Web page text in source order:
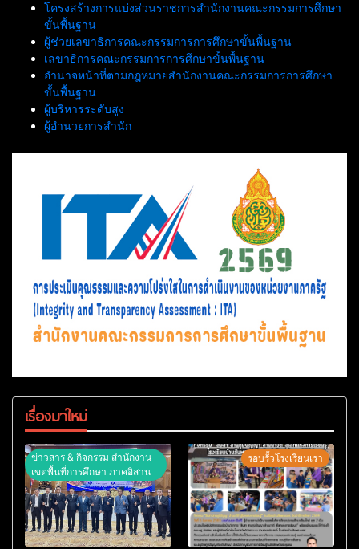
โครงสร้างการแบ่งส่วนราชการสำนักงานคณะกรรมการศึกษา
ขั้นพื้นฐาน
ผู้ช่วยเลขาธิการคณะกรรมการการศึกษาขั้นพื้นฐาน
เลขาธิการคณะกรรมการการศึกษาขั้นพื้นฐาน
อำนาจหน้าที่ตามกฎหมายสำนักงานคณะกรรมการการศึกษา
ขั้นพื้นฐาน
ผู้บริหารระดับสูง
ผู้อำนวยการสำนัก
เรื่องมาใหม่
ข่าวสาร & กิจกรรม สำนักงาน
เขตพื้นที่การศึกษา ภาคอิสาน
รอบรั้วโรงเรียนเรา